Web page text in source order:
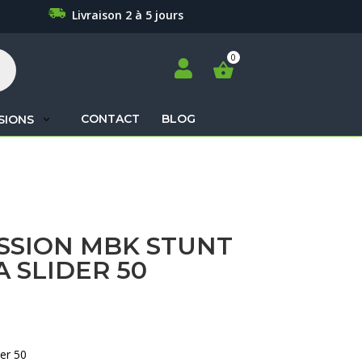
Livraison 2 à 5 jours

CONTACT BLOG
MBK STUNT
SLIDER 50
50